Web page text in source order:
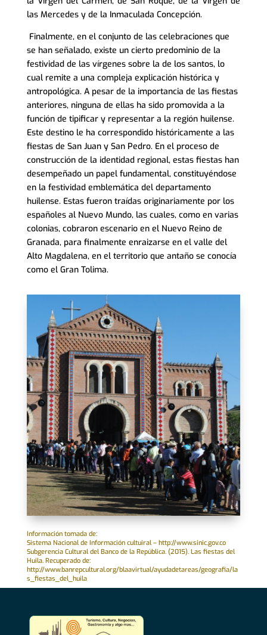
las Mercedes y de la Inmaculada Concepción.
Finalmente, en el conjunto de las celebraciones que
se han señalado, existe un cierto predominio de la
festividad de las vírgenes sobre la de los santos, lo
cual remite a una compleja explicación histórica y
antropológica. A pesar de la importancia de las fiestas
anteriores, ninguna de ellas ha sido promovida a la
función de tipificar y representar a la región huilense.
Este destino le ha correspondido históricamente a las
fiestas de San Juan y San Pedro. En el proceso de
construcción de la identidad regional, estas fiestas han
desempeñado un papel fundamental, constituyéndose
en la festividad emblemática del departamento
huilense. Estas fueron traídas originariamente por los
españoles al Nuevo Mundo, las cuales, como en varias
colonias, cobraron escenario en el Nuevo Reino de
Granada, para finalmente enraizarse en el valle del
Alto Magdalena, en el territorio que antaño se conocía
como el Gran Tolima.
Información tomada de:
Sistema Nacional de Información cultuiral – http://www.sinic.gov.co
Subgerencia Cultural del Banco de la República. (2015). Las fiestas del
Huila. Recuperado de:
http://www.banrepcultural.org/blaavirtual/ayudadetareas/geografia/la
s_fiestas_del_huila